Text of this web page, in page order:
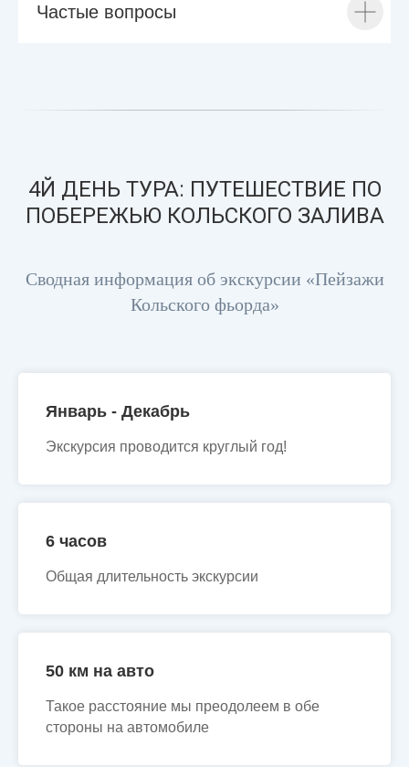
Частые вопросы
4Й ДЕНЬ ТУРА: ПУТЕШЕСТВИЕ ПО
ПОБЕРЕЖЬЮ КОЛЬСКОГО ЗАЛИВА
Сводная информация об экскурсии «Пейзажи
Кольского фьорда»
Январь - Декабрь
Экскурсия проводится круглый год!
6 часов
Общая длительность экскурсии
50 км на авто
Такое расстояние мы преодолеем в обе
стороны на автомобиле